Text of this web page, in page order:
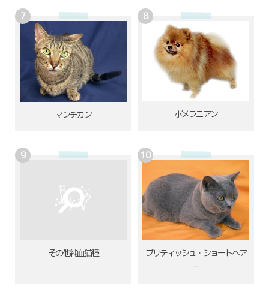
マンチカン ポメラニアン
その他純血猫種
ブリティッシュ・ショートヘア
ー